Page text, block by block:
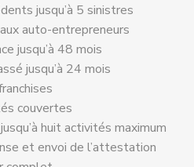
jusqu’à 5 sinistres
auto-entrepreneurs
jusqu’à 48 mois
jusqu’à 24 mois
couvertes
huit activités maximum
et envoi de l’attestation